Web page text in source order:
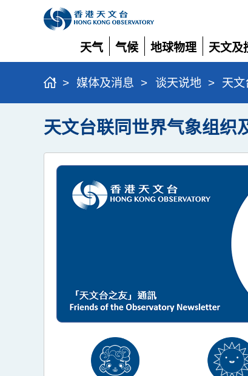
天气
展
开
气候
展
开
地球物理
展
开
天文及
展
开
> 媒体及消息 > 谈天说地 > 天
天文台联同世界气象组织